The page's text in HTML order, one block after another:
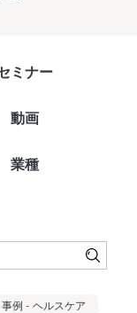
ミナー
動画
業種
事例 - ヘルスケア